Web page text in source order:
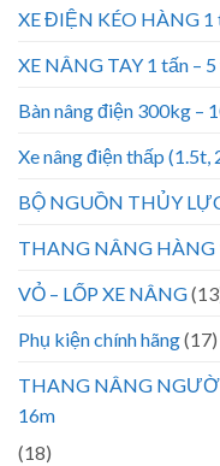
XE ĐIỆN KÉO HÀNG 1
XE NÂNG TAY 1 tấn –
Bàn nâng điện 300kg –
Xe nâng điện thấp (1.5t,
BỘ NGUỒN THỦY
THANG NÂNG HÀNG
VỎ – LỐP XE NÂNG
Phụ kiện chính hãng(17)
THANG NÂNG NGƯỜI
16m
(18)